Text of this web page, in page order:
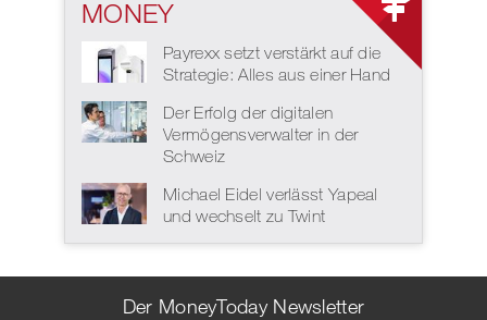
MONEY
Payrexx setzt verstärkt auf die
Strategie: Alles aus einer Hand
Der Erfolg der digitalen
Vermögensverwalter in der
Schweiz
Michael Eidel verlässt Yapeal
und wechselt zu Twint
Der MoneyToday Newsletter